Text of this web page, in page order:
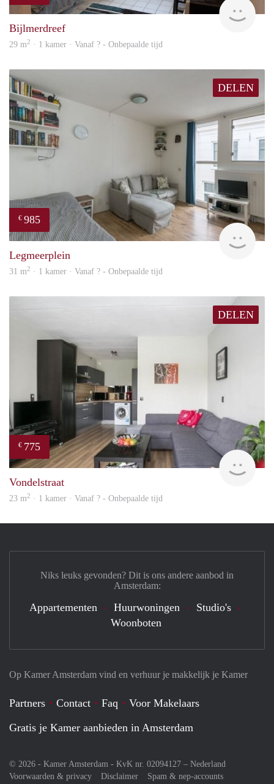
Bijlmerdreef
29 m2 · 1 kamer · Vanaf ? - Onbepaalde tijd
DELEN
€ 985
Legmeerplein
31 m2 · 1 kamer · Vanaf ? - Onbepaalde tijd
DELEN
€ 775
rent
Vondelstraat
23 m2 · 1 kamer · Vanaf ? - Onbepaalde tijd
Op Kamer Amsterdam vind en verhuur je makkelijk je Kamer
Partners Contact Faq
Voor Makelaars
Gratis je Kamer aanbieden in Amsterdam
© 2026 - Kamer Amsterdam - KvK nr. 02094127 – Nederland
Voorwaarden & privacy
Disclaimer Spam & nep-accounts
Niks leuks gevonden? Dit is ons andere aanbod in
Amsterdam:
Appartementen Huurwoningen
Studio's
Woonboten